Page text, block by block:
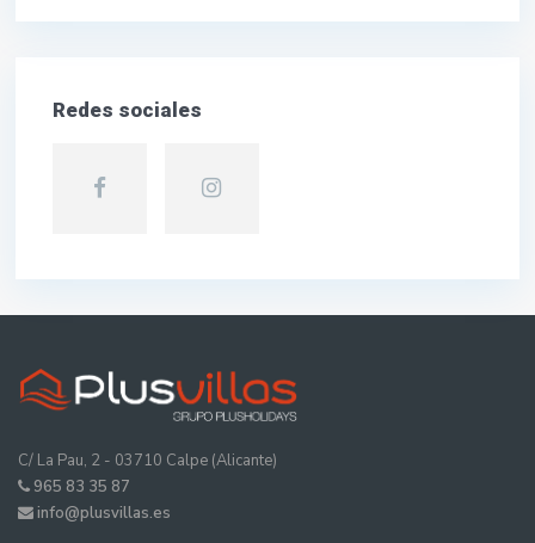
Redes sociales
C/ La Pau, 2 - 03710 Calpe (Alicante)
965 83 35 87
info@plusvillas.es